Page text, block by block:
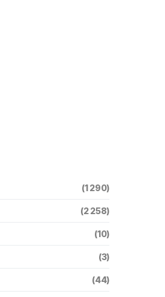
(1 290)
(2 258)
(10)
(3)
(44)